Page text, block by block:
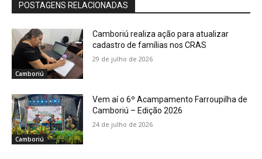
POSTAGENS RELACIONADAS
Camboriú
Camboriú realiza ação para atualizar
cadastro de famílias nos CRAS
29 de julho de 2026
Camboriú
Vem aí o 6º Acampamento Farroupilha de
Camboriú – Edição 2026
24 de julho de 2026